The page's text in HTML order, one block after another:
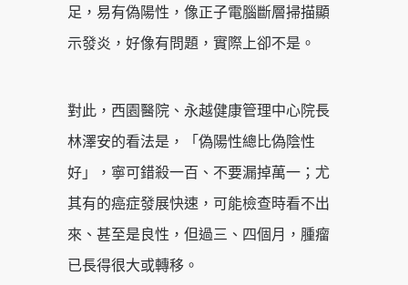
足，易有偽陽性，像正子電腦斷層掃描顯
示發炎，好像有問題，實際上卻不是。
對此，西園醫院、永越健康管理中心院長
林澤安的看法是，「偽陽性總比偽陰性
好」，寧可錯殺一百、不要漏掉萬一；尤
其有的癌症發展快速，可能檢查時看不出
來、甚至是良性，但過三、四個月，腫瘤
已長得很大或轉移。